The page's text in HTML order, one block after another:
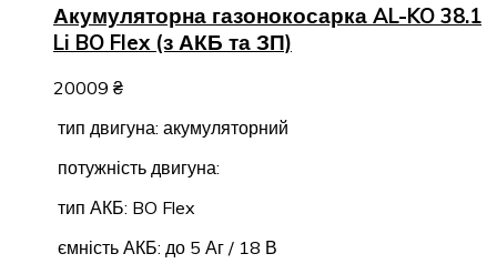
Акумуляторна газонокосарка AL-KO 38.1
Li BO Flex (з АКБ та ЗП)
20009 ₴
тип двигуна: акумуляторний
потужність двигуна:
тип АКБ: BO Flex
ємність АКБ: до 5 Аг / 18 В